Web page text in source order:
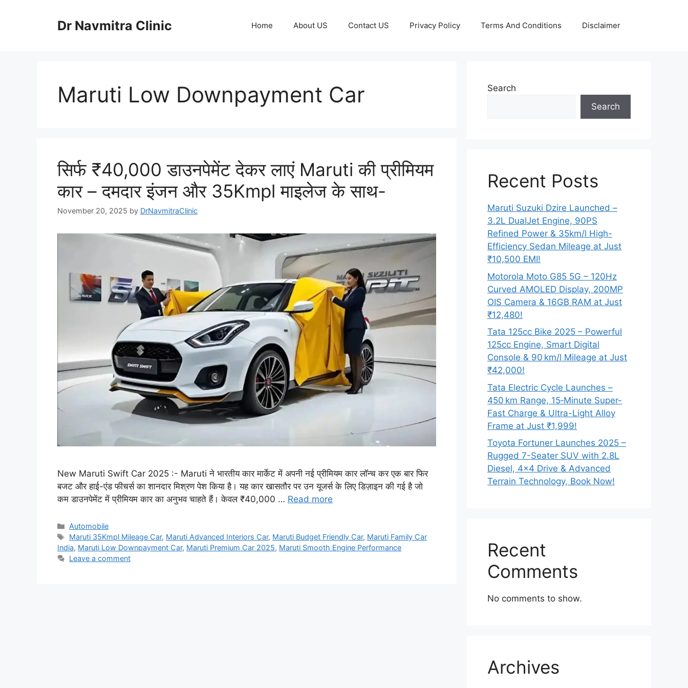
Dr Navmitra Clinic Home About US Contact US Privacy Policy Terms And Conditions Disclaimer
Maruti Low Downpayment Car
सिर्फ ₹40,000 डाउनपेमेंट देकर लाएं Maruti की प्रीमियम
कार – दमदार इंजन और 35Kmpl माइलेज के साथ-
November 20, 2025 by DrNavmitraClinic
New Maruti Swift Car 2025 :- Maruti ने भारतीय कार मार्केट में अपनी नई प्रीमियम कार लॉन्च कर एक बार फिर
बजट और हाई-एंड फीचर्स का शानदार मिश्रण पेश किया है। यह कार खासतौर पर उन यूजर्स के लिए डिज़ाइन की गई है जो
कम डाउनपेमेंट में प्रीमियम कार का अनुभव चाहते हैं। केवल ₹40,000 … Read more
Categories
Automobile
Tags
Maruti 35Kmpl Mileage Car, Maruti Advanced Interiors Car, Maruti Budget Friendly Car, Maruti Family Car
India, Maruti Low Downpayment Car, Maruti Premium Car 2025, Maruti Smooth Engine Performance
Leave a comment
Search
Search
Recent Posts
Maruti Suzuki Dzire Launched –
3.2L DualJet Engine, 90PS
Refined Power & 35km/l High-
Efficiency Sedan Mileage at Just
₹10,500 EMI!
Motorola Moto G85 5G – 120Hz
Curved AMOLED Display, 200MP
OIS Camera & 16GB RAM at Just
₹12,480!
Tata 125cc Bike 2025 – Powerful
125cc Engine, Smart Digital
Console & 90 km/l Mileage at Just
₹42,000!
Tata Electric Cycle Launches –
450 km Range, 15‑Minute Super-
Fast Charge & Ultra-Light Alloy
Frame at Just ₹1,999!
Toyota Fortuner Launches 2025 –
Rugged 7-Seater SUV with 2.8L
Diesel, 4×4 Drive & Advanced
Terrain Technology, Book Now!
Recent
Comments
No comments to show.
Archives